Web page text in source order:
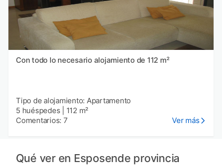
Con todo lo necesario alojamiento de 112 m²
Tipo de alojamiento: Apartamento
5 huéspedes
112 m²
Comentarios: 7
Ver más
Qué ver en Esposende provincia